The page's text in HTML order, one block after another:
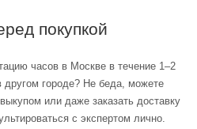
покупкой
часов в Москве в течение 1–2
городе? Не беда, можете
или даже заказать доставку
с экспертом лично.